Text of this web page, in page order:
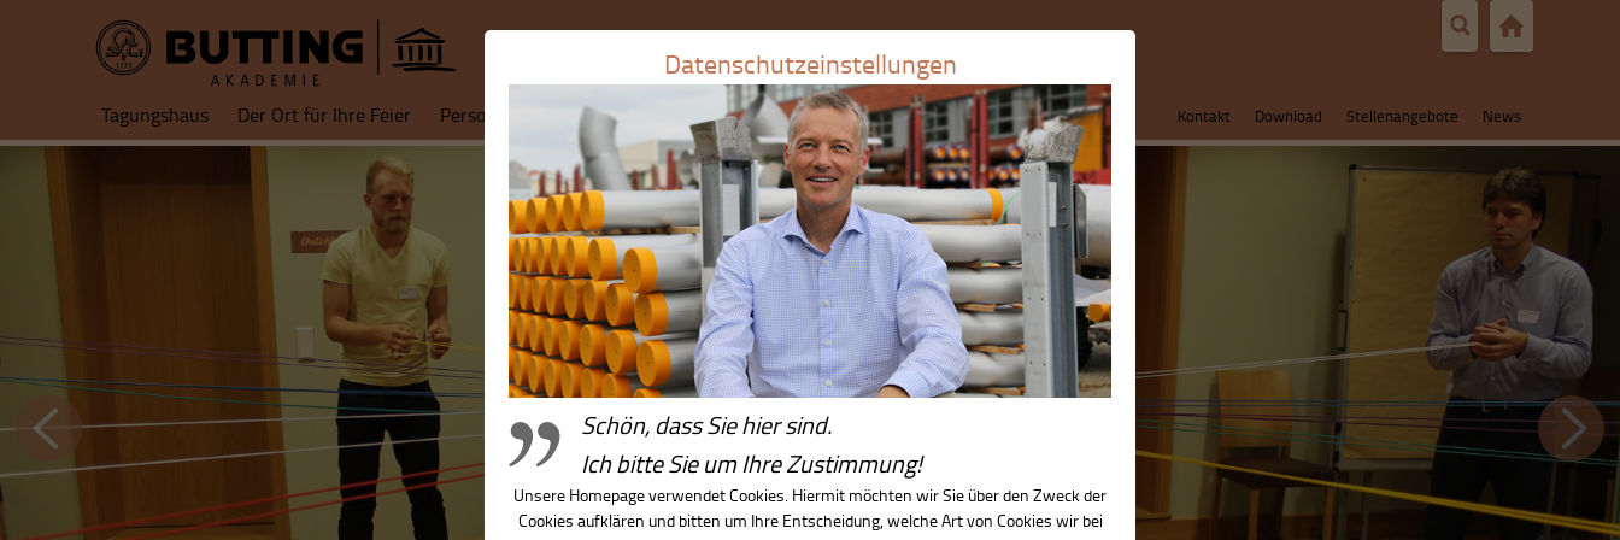
Tagungshaus Der Ort für Ihre Feier Personalentwicklung Gemeinnützige Projekte Wir über uns Kontakt Download Stellenangebote News
Datenschutzeinstellungen
Schön, dass Sie hier sind.
Ich bitte Sie um Ihre Zustimmung!
Unsere Homepage verwendet Cookies. Hiermit möchten wir Sie über den Zweck der
Cookies aufklären und bitten um Ihre Entscheidung, welche Art von Cookies wir bei